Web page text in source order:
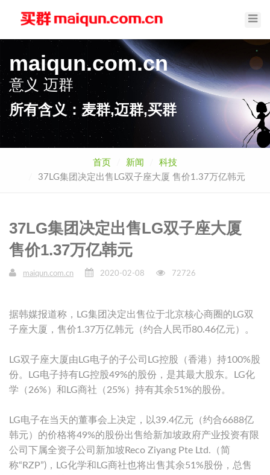
maiqun.com.cn
意义迈群
所有含义：麦群,迈群,买群
首页 新闻
科技
37LG集团决定出售LG双子座大厦 售价1.37万亿韩元
37LG集团决定出售LG双子座大厦
售价1.37万亿韩元
maiqun.com.cn 2020-02-08 72726
据韩媒报道称，LG集团决定出售位于北京核心商圈的LG双
子座大厦，售价1.37万亿韩元（约合人民币80.46亿元）。
LG双子座大厦由LG电子的子公司LG控股（香港）持100%股
份。LG电子持有LG控股49%的股份，是其最大股东。LG化
学（26%）和LG商社（25%）持有其余51%的股份。
LG电子在当天的董事会上决定，以39.4亿元（约合6688亿
韩元）的价格将49%的股份出售给新加坡政府产业投资有限
公司下属全资子公司新加坡Reco Ziyang Pte Ltd.（简
称“RZP”)，LG化学和LG商社也将出售其余51%股份，总售